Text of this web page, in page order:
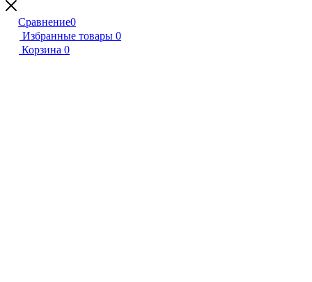
Сравнение0
Избранные товары 0
Корзина 0